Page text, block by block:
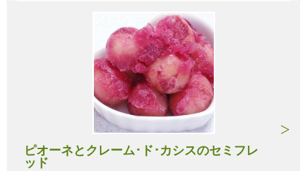
ピオーネとクレーム･ド･カシスのセミフレ
ッド